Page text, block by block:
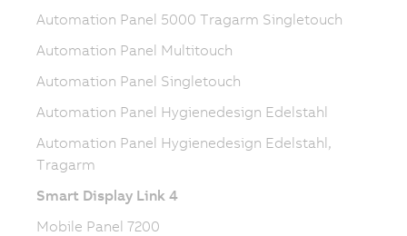
Automation Panel 5000 Tragarm Singletouch
Automation Panel Multitouch
Automation Panel Singletouch
Automation Panel Hygienedesign Edelstahl
Automation Panel Hygienedesign Edelstahl,
Tragarm
Smart Display Link 4
Mobile Panel 7200